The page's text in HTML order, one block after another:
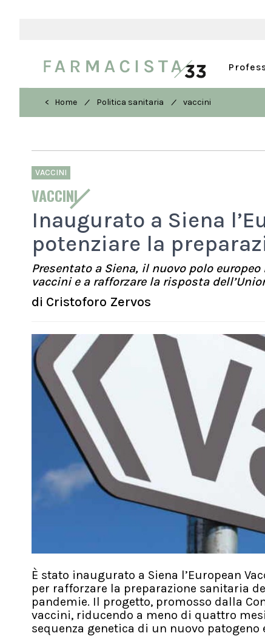
< Home / Politica sanitaria / vaccini
VACCINI
VACCINI
Inaugurato a Siena
potenziare la
Presentato a Siena, il nuovo polo
vaccini e a rafforzare la risposta
di Cristoforo Zervos
È stato inaugurato a Siena l’European
per rafforzare la preparazione sanitaria
pandemie. Il progetto, promosso dalla
vaccini, riducendo a meno di quattro
sequenza genetica di un nuovo patogeno